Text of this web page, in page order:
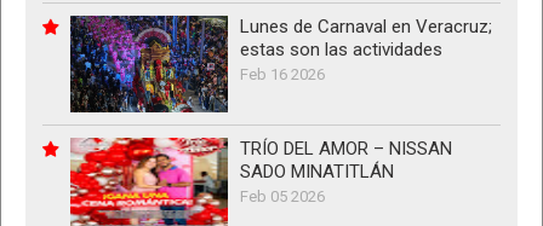
Lunes de Carnaval en Veracruz;
estas son las actividades
Feb 16 2026
TRÍO DEL AMOR – NISSAN
SADO MINATITLÁN
Feb 05 2026